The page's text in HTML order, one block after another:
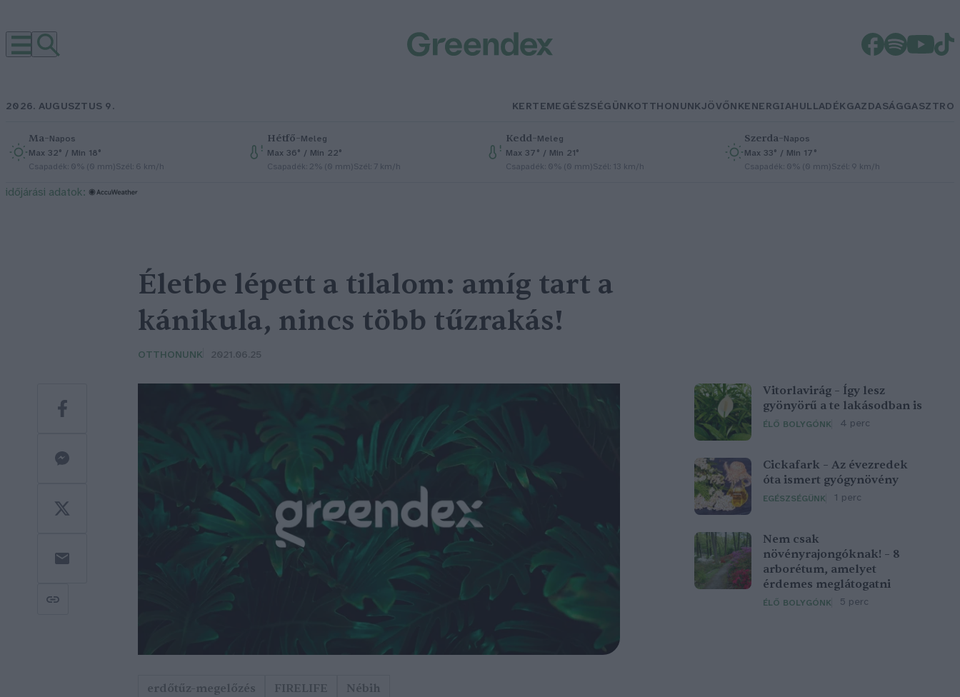
2026. AUGUSZTUS 9. KERTEMEGÉSZSÉGÜNKOTTHONUNKJÖVŐNKENERGIAHULLADÉKGAZDASÁGGASZTRO
Ma–Napos
Max 32° / Min 18°
Csapadék: 0% (0 mm)Szél: 6 km/h
Hétfő–Meleg
Max 36° / Min 22°
Csapadék: 2% (0 mm)Szél: 7 km/h
Kedd–Meleg
Max 37° / Min 21°
Csapadék: 0% (0 mm)Szél: 13 km/h
Szerda–Napos
Max 33° / Min 17°
Csapadék: 0% (0 mm)Szél: 9 km/h
időjárási adatok:
Vitorlavirág – Így lesz
gyönyörű a te lakásodban is
ÉLŐ BOLYGÓNK 4 perc
Cickafark – Az évezredek
óta ismert gyógynövény
EGÉSZSÉGÜNK 1 perc
Nem csak
növényrajongóknak! – 8
arborétum, amelyet
érdemes meglátogatni
ÉLŐ BOLYGÓNK 5 perc
Életbe lépett a tilalom: amíg tart a
kánikula, nincs több tűzrakás!
OTTHONUNK 2021.06.25
erdőtűz-megelőzés FIRELIFE Nébih